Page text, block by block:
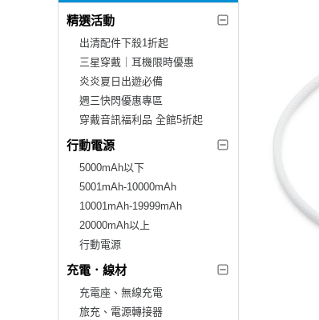
精選活動
出清配件下殺1折起
三星穿戴｜耳機限時優惠
炎炎夏日出遊必備
週三快閃優惠專區
穿戴音訊福利品 全館5折起
行動電源
5000mAh以下
5001mAh-10000mAh
10001mAh-19999mAh
20000mAh以上
行動電源
充電．線材
充電座、無線充電
旅充、電源轉接器